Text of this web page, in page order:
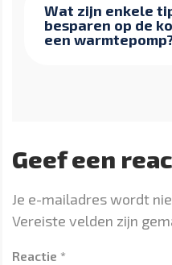
Wat zijn enkele
besparen op de
een
Geef een
Je e-mailadres wordt
Vereiste velden zijn
Reactie *